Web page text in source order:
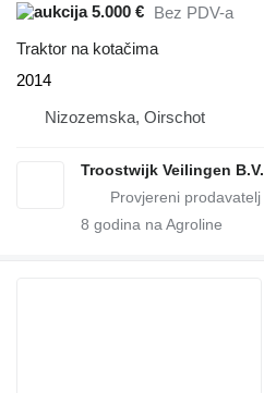
5.000 € Bez PDV-a
Traktor na kotačima
2014
Nizozemska, Oirschot
Troostwijk Veilingen B.V.
8 godina na Agroline